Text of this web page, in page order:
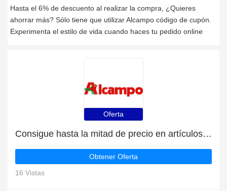
Hasta el 6% de descuento al realizar la compra, ¿Quieres
ahorrar más? Sólo tiene que utilizar Alcampo código de cupón.
Experimenta el estilo de vida cuando haces tu pedido online
Oferta
Consigue hasta la mitad de precio en artículos de rebajas
Obtener Oferta
16 Vistas